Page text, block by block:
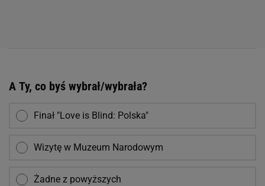
A Ty, co byś wybrał/wybrała?
Finał "Love is Blind: Polska"
Wizytę w Muzeum Narodowym
Żadne z powyższych